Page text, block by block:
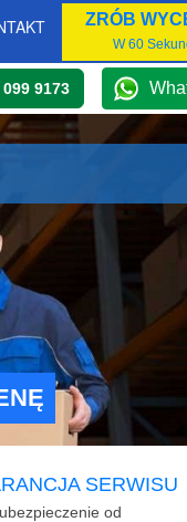
ZRÓB
W 60
9173
SERWISU
od